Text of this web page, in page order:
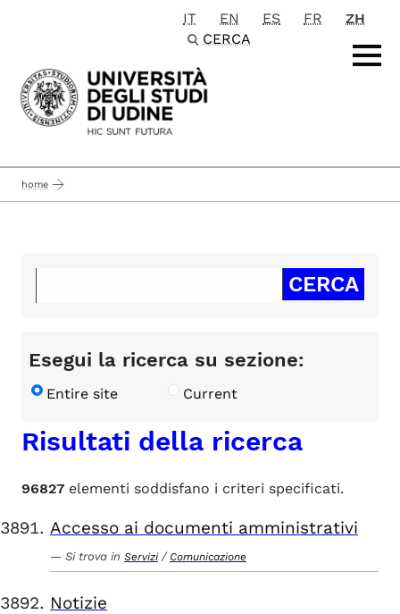
Passa al contenuto principale
IT EN ES FR
ZH
CERCA
home
Esegui la ricerca su sezione:
Entire site Current
Risultati della ricerca
96827 elementi soddisfano i criteri specificati.
Accesso ai documenti amministrativi
Si trova in Servizi / Comunicazione
Notizie